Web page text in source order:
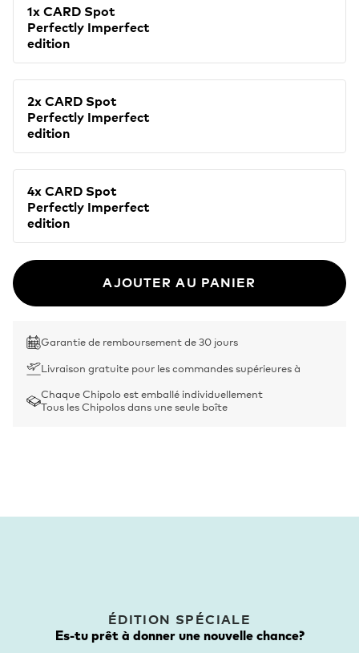
1x CARD Spot
Perfectly Imperfect
edition
2x CARD Spot
Perfectly Imperfect
edition
4x CARD Spot
Perfectly Imperfect
edition
AJOUTER AU PANIER
Garantie de remboursement de 30 jours
Livraison gratuite pour les commandes supérieures à
Chaque Chipolo est emballé individuellement
Tous les Chipolos dans une seule boîte
ÉDITION SPÉCIALE
Es-tu prêt à donner une nouvelle chance?